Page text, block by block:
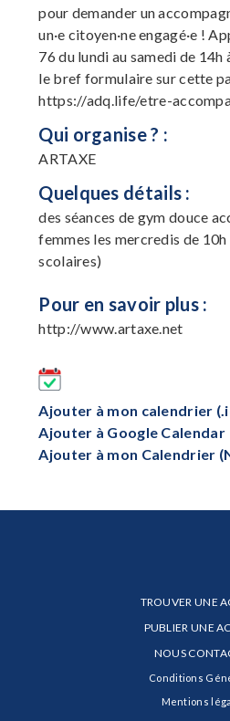
pour demander un
un·e citoyen·ne engagé·e !
76 du lundi au samedi de 14h
le bref formulaire sur cette
https://adq.life/etre-
Qui organise ? :
ARTAXE
Quelques détails :
des séances de gym douce
femmes les mercredis de 10h
scolaires)
Pour en savoir plus :
http://www.artaxe.net
Ajouter à mon calendrier
Ajouter à Google Calendar
Ajouter à mon Calendrier
TROUVER UNE
PUBLIER UNE
NOUS
Conditions
Mentions